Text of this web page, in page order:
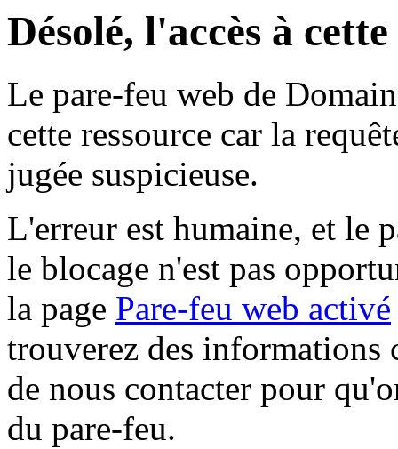
Désolé, l'accès à
Le pare-feu web de
cette ressource car la
jugée suspicieuse.
L'erreur est humaine, et le
le blocage n'est pas
la page Pare-feu web activé
trouverez des informations
de nous contacter pour
du pare-feu.